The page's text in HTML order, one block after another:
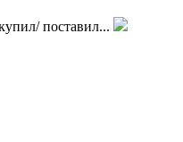
поставил...